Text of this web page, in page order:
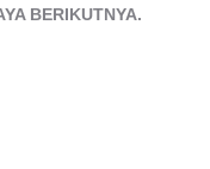
BERIKUTNYA.